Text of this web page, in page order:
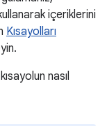
içeriklerini
Kısayolları
nasıl